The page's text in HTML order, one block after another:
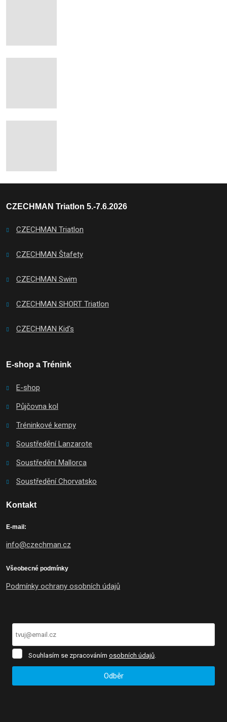
CZECHMAN Triatlon 5.-7.6.2026
CZECHMAN Triatlon
CZECHMAN Štafety
CZECHMAN Swim
CZECHMAN SHORT Triatlon
CZECHMAN Kid's
E-shop a Trénink
E-shop
Půjčovna kol
Tréninkové kempy
Soustředění Lanzarote
Soustředění Mallorca
Soustředění Chorvatsko
Kontakt
E-mail:
info@czechman.cz
Všeobecné podmínky
Podmínky ochrany osobních údajů
SouhlasímSouhlasím se zpracováním osobních údajů.
Odběr